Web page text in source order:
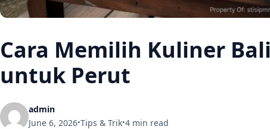
Cara Memilih Kuliner
untuk Perut
admin
June 6, 2026•Tips & Trik•4 min read